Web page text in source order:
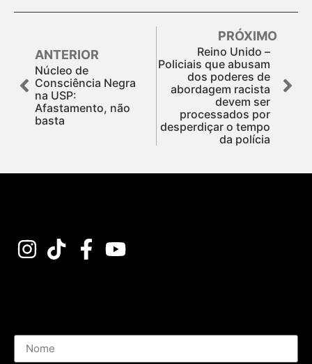
ANTERIOR
Núcleo de
Consciência Negra
na USP:
Afastamento, não
basta
PRÓXIMO
Reino Unido –
Policiais que abusam
dos poderes de
abordagem racista
devem ser
processados por
desperdiçar o tempo
da polícia